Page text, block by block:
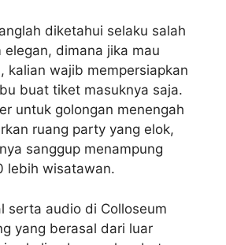
diketahui selaku salah
dimana jika mau
kalian wajib mempersiapkan
buat tiket masuknya saja.
untuk golongan menengah
ruang party yang elok,
sanggup menampung
lebih wisatawan.
serta audio di Colloseum
yang berasal dari luar